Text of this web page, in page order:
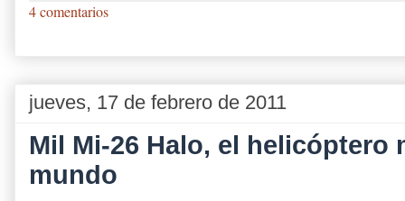
4 comentarios
jueves, 17 de febrero de 2011
Mil Mi-26 Halo, el helicóptero
mundo